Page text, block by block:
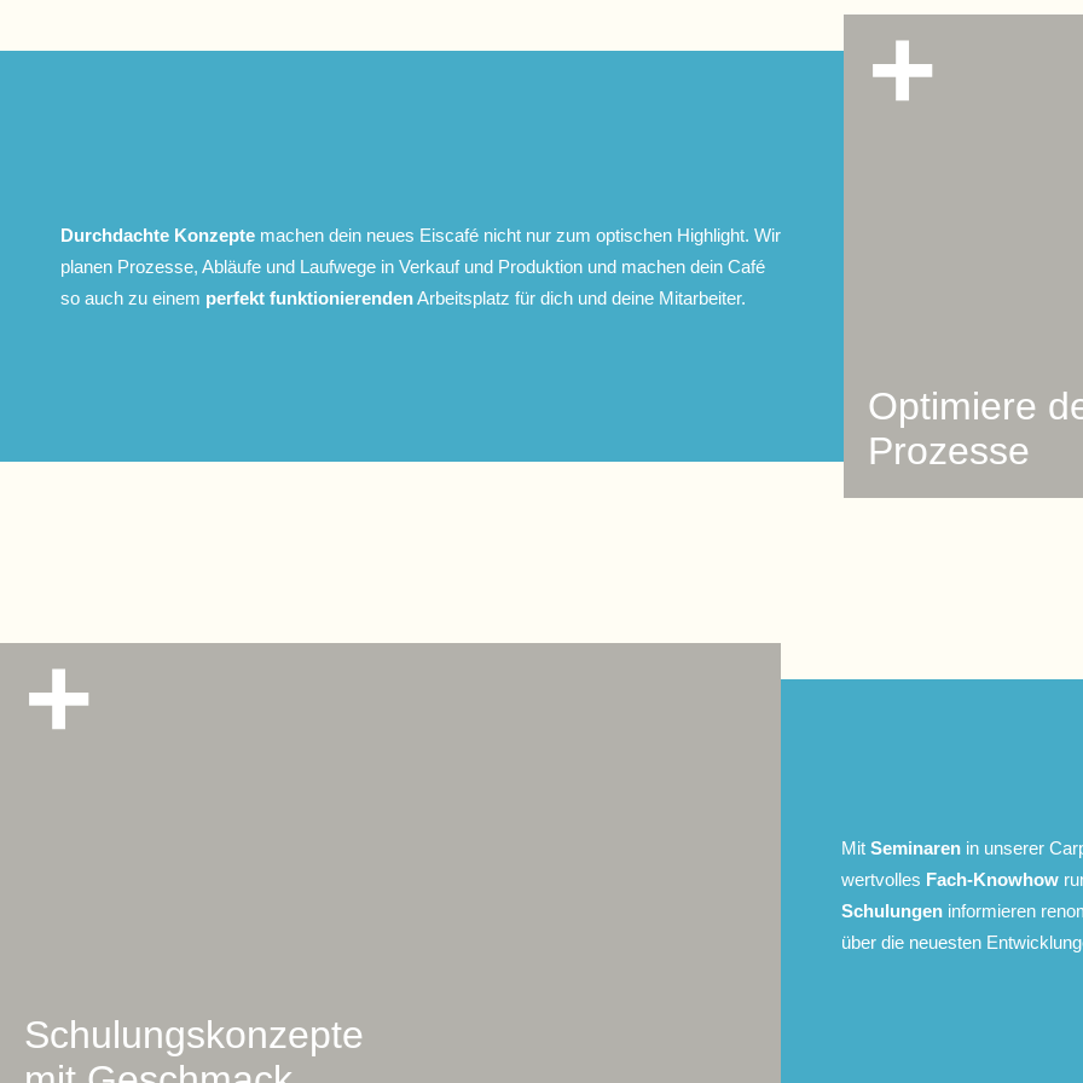
Durchdachte Konzepte machen dein neues Eiscafé nicht nur zum optischen Highlight. Wir
planen Prozesse, Abläufe und Laufwege in Verkauf und Produktion und machen dein Café
so auch zu einem perfekt funktionierendenArbeitsplatz für dich und deine Mitarbeiter.
Optimiere
Prozesse
MitSeminaren in unserer
wertvolles Fach-Knowhow
Schulungen informieren
über die neuesten
Schulungskonzepte